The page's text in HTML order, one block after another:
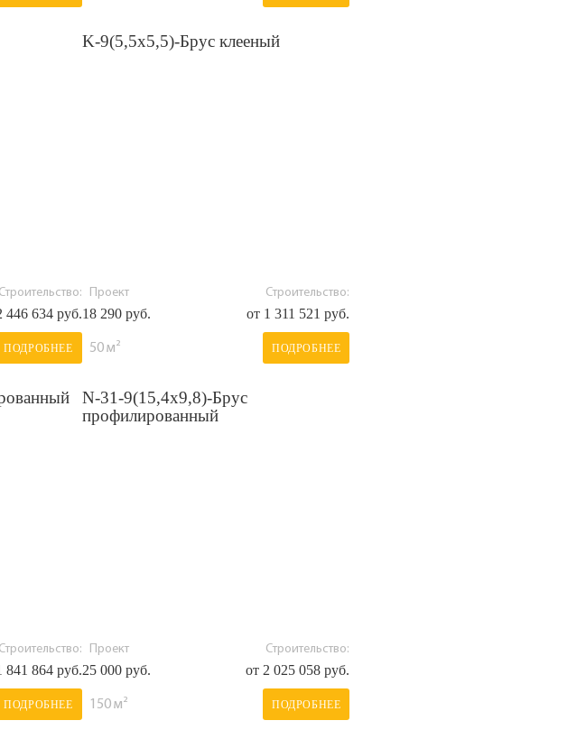
Строительство:
446 634 руб.
ПОДРОБНЕЕ
K-9(5,5х5,5)-Брус клееный
Проект
18 290 руб.
Строительство:
от 1 311 521 руб.
50 м² ПОДРОБНЕЕ
Строительство:
841 864 руб.
ПОДРОБНЕЕ
N-31-9(15,4х9,8)-Брус
профилированный
Проект
25 000 руб.
Строительство:
от 2 025 058 руб.
150 м² ПОДРОБНЕЕ